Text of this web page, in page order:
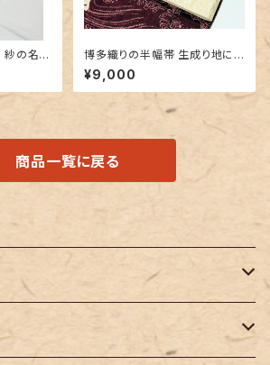
の名古
博多織りの半幅帯 生成り地に
豪華な地紋＆赤紫色
¥9,000
商品一覧に戻る